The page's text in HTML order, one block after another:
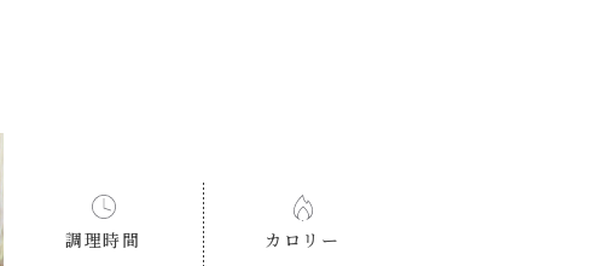
鍋
ゼ クリーミーボロネーゼ
調理時間
カロリー